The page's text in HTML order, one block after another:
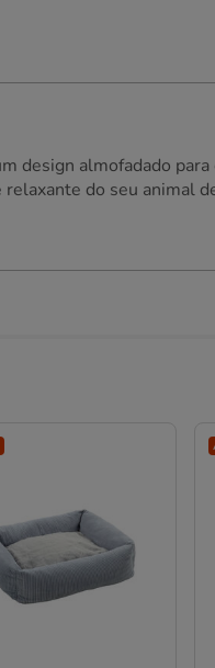
design almofadado
do seu animal